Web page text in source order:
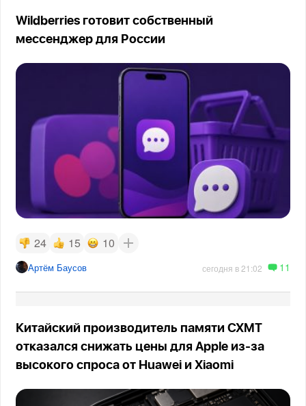
Wildberries готовит собственный
мессенджер для России
24 15 10
Артём Баусов сегодня в 21:02 11
Китайский производитель памяти CXMT
отказался снижать цены для Apple из-за
высокого спроса от Huawei и Xiaomi